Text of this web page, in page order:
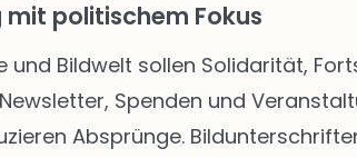
politischem Fokus
und Bildwelt sollen Solidarität,
Spenden und
Absprünge.